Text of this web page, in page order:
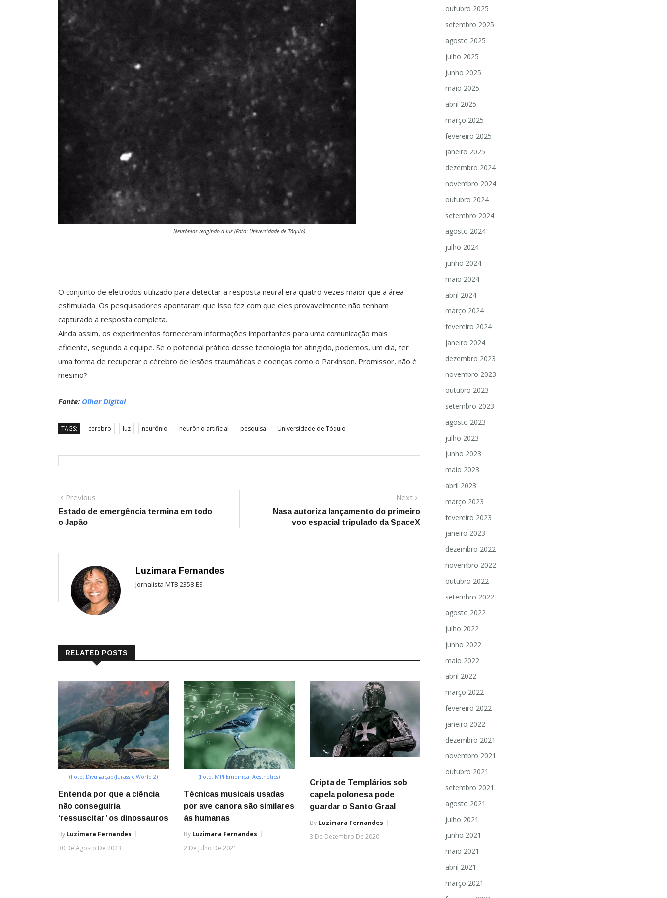
Neurônios reagindo à luz (Foto: Universidade de Tóquio)
O conjunto de eletrodos utilizado para detectar a resposta neural era quatro vezes maior que a área
estimulada. Os pesquisadores apontaram que isso fez com que eles provavelmente não tenham
capturado a resposta completa.
Ainda assim, os experimentos forneceram informações importantes para uma comunicação mais
eficiente, segundo a equipe. Se o potencial prático desse tecnologia for atingido, podemos, um dia, ter
uma forma de recuperar o cérebro de lesões traumáticas e doenças como o Parkinson. Promissor, não é
mesmo?
Fonte: Olhar Digital
TAGS: cérebro luz neurônio neurônio artificial pesquisa Universidade de Tóquio
Navegação
de
Previous
post:
Estado de emergência termina em todo
o Japão
Next
post:
Nasa autoriza lançamento do primeiro
voo espacial tripulado da SpaceX
Luzimara Fernandes
Jornalista MTB 2358-ES
RELATED POSTS
(Foto: Divulgação/Jurassic World 2)
Entenda por que a ciência
não conseguiria
‘ressuscitar’ os dinossauros
By Luzimara Fernandes
30 De Agosto De 2023
(Foto: MPI Empirical Aesthetics)
Técnicas musicais usadas
por ave canora são similares
às humanas
By Luzimara Fernandes
2 De Julho De 2021
Cripta de Templários sob
capela polonesa pode
guardar o Santo Graal
By Luzimara Fernandes
3 De Dezembro De 2020
outubro 2025
setembro 2025
agosto 2025
julho 2025
junho 2025
maio 2025
abril 2025
março 2025
fevereiro 2025
janeiro 2025
dezembro 2024
novembro 2024
outubro 2024
setembro 2024
agosto 2024
julho 2024
junho 2024
maio 2024
abril 2024
março 2024
fevereiro 2024
janeiro 2024
dezembro 2023
novembro 2023
outubro 2023
setembro 2023
agosto 2023
julho 2023
junho 2023
maio 2023
abril 2023
março 2023
fevereiro 2023
janeiro 2023
dezembro 2022
novembro 2022
outubro 2022
setembro 2022
agosto 2022
julho 2022
junho 2022
maio 2022
abril 2022
março 2022
fevereiro 2022
janeiro 2022
dezembro 2021
novembro 2021
outubro 2021
setembro 2021
agosto 2021
julho 2021
junho 2021
maio 2021
abril 2021
março 2021